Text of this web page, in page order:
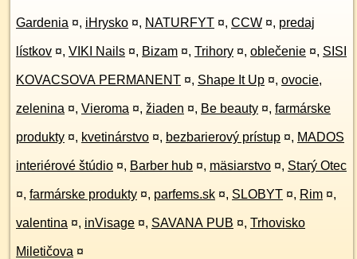
Gardenia ¤, iHrysko ¤, NATURFYT ¤, CCW ¤, predaj
lístkov ¤, VIKI Nails ¤, Bizam ¤, Trihory ¤, oblečenie ¤, SISI
KOVACSOVA PERMANENT ¤, Shape It Up ¤, ovocie,
zelenina ¤, Vieroma ¤, žiaden ¤, Be beauty ¤, farmárske
produkty ¤, kvetinárstvo ¤, bezbarierový prístup ¤, MADOS
interiérové štúdio ¤, Barber hub ¤, mäsiarstvo ¤, Starý Otec
¤, farmárske produkty ¤, parfems.sk ¤, SLOBYT ¤, Rim ¤,
valentina ¤, inVisage ¤, SAVANA PUB ¤, Trhovisko
Miletičova ¤